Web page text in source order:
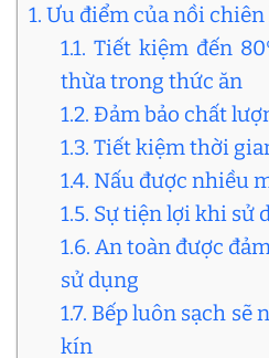
1. Ưu điểm của nồi
1.1. Tiết kiệm đến
thừa trong thức ăn
1.2. Đảm bảo chất
1.3. Tiết kiệm thời
1.4. Nấu được nhiều
1.5. Sự tiện lợi khi sử
1.6. An toàn được
sử dụng
1.7. Bếp luôn sạch
kín